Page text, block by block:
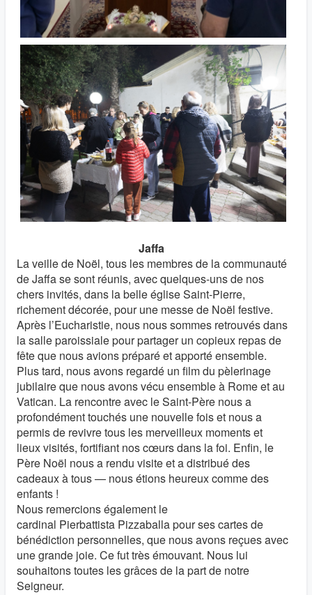
Jaffa
La veille de Noël, tous les membres de la communauté
de Jaffa se sont réunis, avec quelques-uns de nos
chers invités, dans la belle église Saint-Pierre,
richement décorée, pour une messe de Noël festive.
Après l’Eucharistie, nous nous sommes retrouvés dans
la salle paroissiale pour partager un copieux repas de
fête que nous avions préparé et apporté ensemble.
Plus tard, nous avons regardé un film du pèlerinage
jubilaire que nous avons vécu ensemble à Rome et au
Vatican. La rencontre avec le Saint-Père nous a
profondément touchés une nouvelle fois et nous a
permis de revivre tous les merveilleux moments et
lieux visités, fortifiant nos cœurs dans la foi. Enfin, le
Père Noël nous a rendu visite et a distribué des
cadeaux à tous — nous étions heureux comme des
enfants !
Nous remercions également le
cardinal Pierbattista Pizzaballa pour ses cartes de
bénédiction personnelles, que nous avons reçues avec
une grande joie. Ce fut très émouvant. Nous lui
souhaitons toutes les grâces de la part de notre
Seigneur.